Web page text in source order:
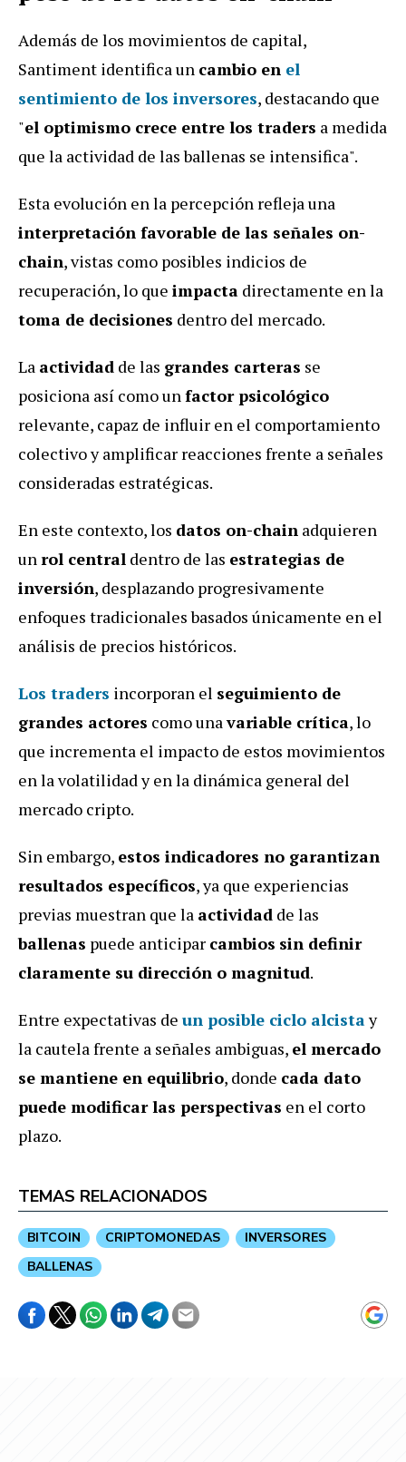
Además de los movimientos de capital,
Santiment identifica un cambio en el
sentimiento de los inversores, destacando que
"el optimismo crece entre los traders a medida
que la actividad de las ballenas se intensifica".
Esta evolución en la percepción refleja una
interpretación favorable de las señales on-
chain, vistas como posibles indicios de
recuperación, lo que impacta directamente en la
toma de decisiones dentro del mercado.
La actividad de las grandes carteras se
posiciona así como unfactor psicológico
relevante, capaz de influir en el comportamiento
colectivo y amplificar reacciones frente a señales
consideradas estratégicas.
En este contexto, los datos on-chain adquieren
unrol central dentro de las estrategias de
inversión, desplazando progresivamente
enfoques tradicionales basados únicamente en el
análisis de precios históricos.
Los traders incorporan el seguimiento de
grandes actores como unavariable crítica, lo
que incrementa el impacto de estos movimientos
en la volatilidad y en la dinámica general del
mercado cripto.
Sin embargo, estos indicadores no garantizan
resultados específicos, ya que experiencias
previas muestran que la actividad de las
ballenas puede anticipar cambios sin definir
claramente su dirección o magnitud.
Entre expectativas de un posible ciclo alcistay
la cautela frente a señales ambiguas, el mercado
se mantiene en equilibrio, donde cada dato
puede modificar las perspectivas en el corto
plazo.
TEMAS RELACIONADOS
BITCOIN CRIPTOMONEDAS
INVERSORES
BALLENAS